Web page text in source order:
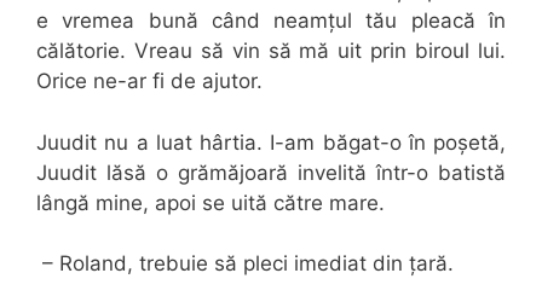
e vremea bună când neamțul tău pleacă în
călătorie. Vreau să vin să mă uit prin biroul lui.
Orice ne-ar fi de ajutor.
Juudit nu a luat hârtia. I-am băgat-o în poșetă,
Juudit lăsă o grămăjoară invelită într-o batistă
lângă mine, apoi se uită către mare.
– Roland, trebuie să pleci imediat din țară.